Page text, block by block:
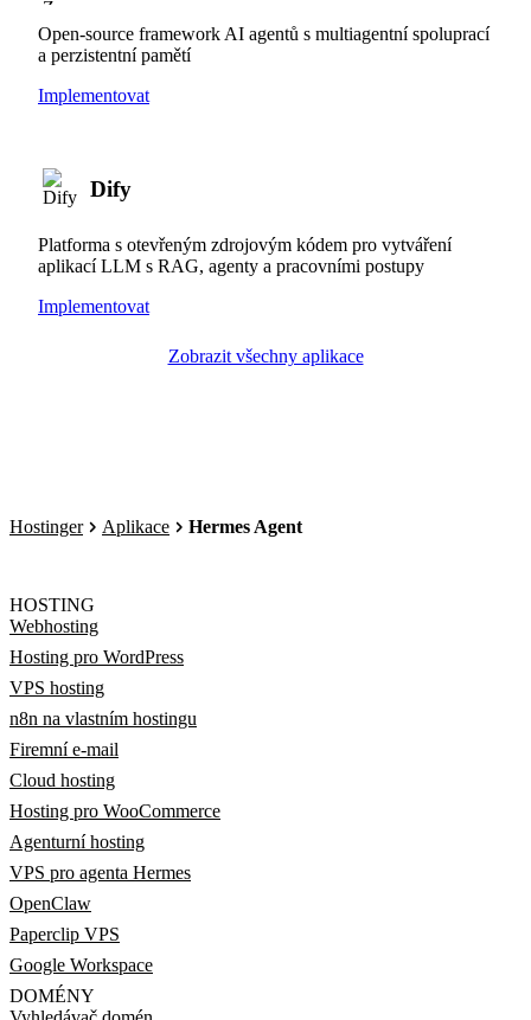
Open-source framework AI agentů s multiagentní spoluprací
a perzistentní pamětí
Implementovat
Dify
Platforma s otevřeným zdrojovým kódem pro vytváření
aplikací LLM s RAG, agenty a pracovními postupy
Implementovat
Zobrazit všechny aplikace
Hostinger Aplikace Hermes Agent
HOSTING
Webhosting
Hosting pro WordPress
VPS hosting
n8n na vlastním hostingu
Firemní e-mail
Cloud hosting
Hosting pro WooCommerce
Agenturní hosting
VPS pro agenta Hermes
OpenClaw
Paperclip VPS
Google Workspace
DOMÉNY